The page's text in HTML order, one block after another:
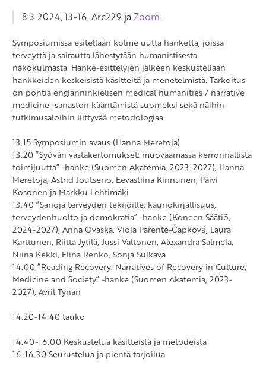
8.3.2024, 13-16, Arc229 jaZoom
Symposiumissa esitellään kolme uutta hanketta, joissa
terveyttä ja sairautta lähestytään humanistisesta
näkökulmasta. Hanke-esittelyjen jälkeen keskustellaan
hankkeiden keskeisistä käsitteitä ja menetelmistä. Tarkoitus
on pohtia englanninkielisen medical humanities / narrative
medicine -sanaston kääntämistä suomeksi sekä näihin
tutkimusaloihin liittyvää metodologiaa.
13.15 Symposiumin avaus (Hanna Meretoja)
13.20 ”Syövän vastakertomukset: muovaamassa kerronnallista
toimijuutta” -hanke (Suomen Akatemia, 2023-2027), Hanna
Meretoja, Astrid Joutseno, Eevastiina Kinnunen, Päivi
Kosonen ja Markku Lehtimäki
13.40 ”Sanoja terveyden tekijöille: kaunokirjallisuus,
terveydenhuolto ja demokratia” -hanke (Koneen Säätiö,
2024-2027), Anna Ovaska, Viola Parente-Čapková, Laura
Karttunen, Riitta Jytilä, Jussi Valtonen, Alexandra Salmela,
Niina Kekki, Elina Renko, Sonja Sulkava
14.00 “Reading Recovery: Narratives of Recovery in Culture,
Medicine and Society” -hanke (Suomen Akatemia, 2023-
2027), Avril Tynan
14.20-14.40 tauko
14.40-16.00 Keskustelua käsitteistä ja metodeista
16-16.30 Seurustelua ja pientä tarjoilua